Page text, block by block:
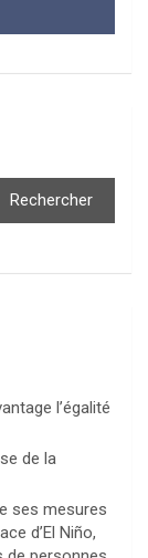
Rechercher
l’égalité
de la
ses mesures
d’El Niño,